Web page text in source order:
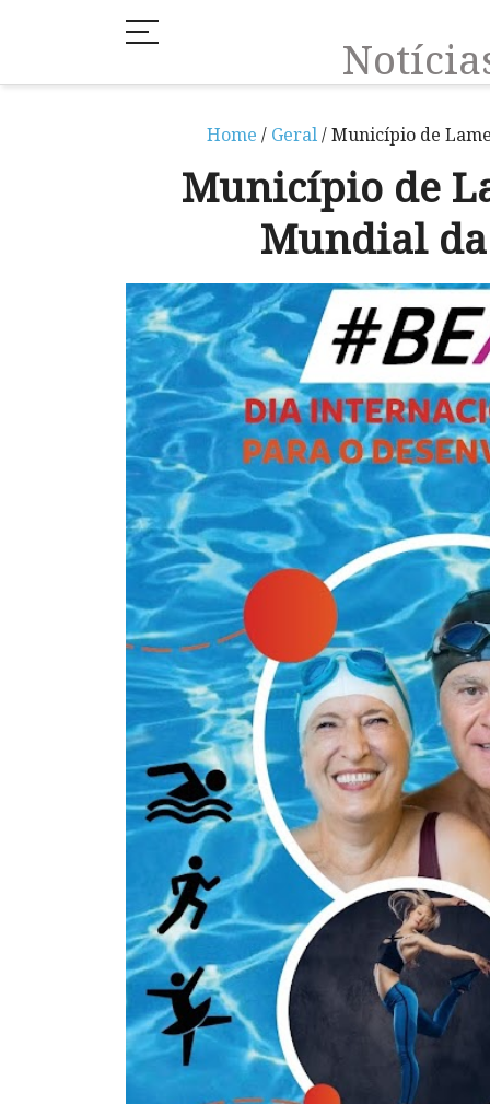
Home / Geral/ Município de
Município de
Mundial